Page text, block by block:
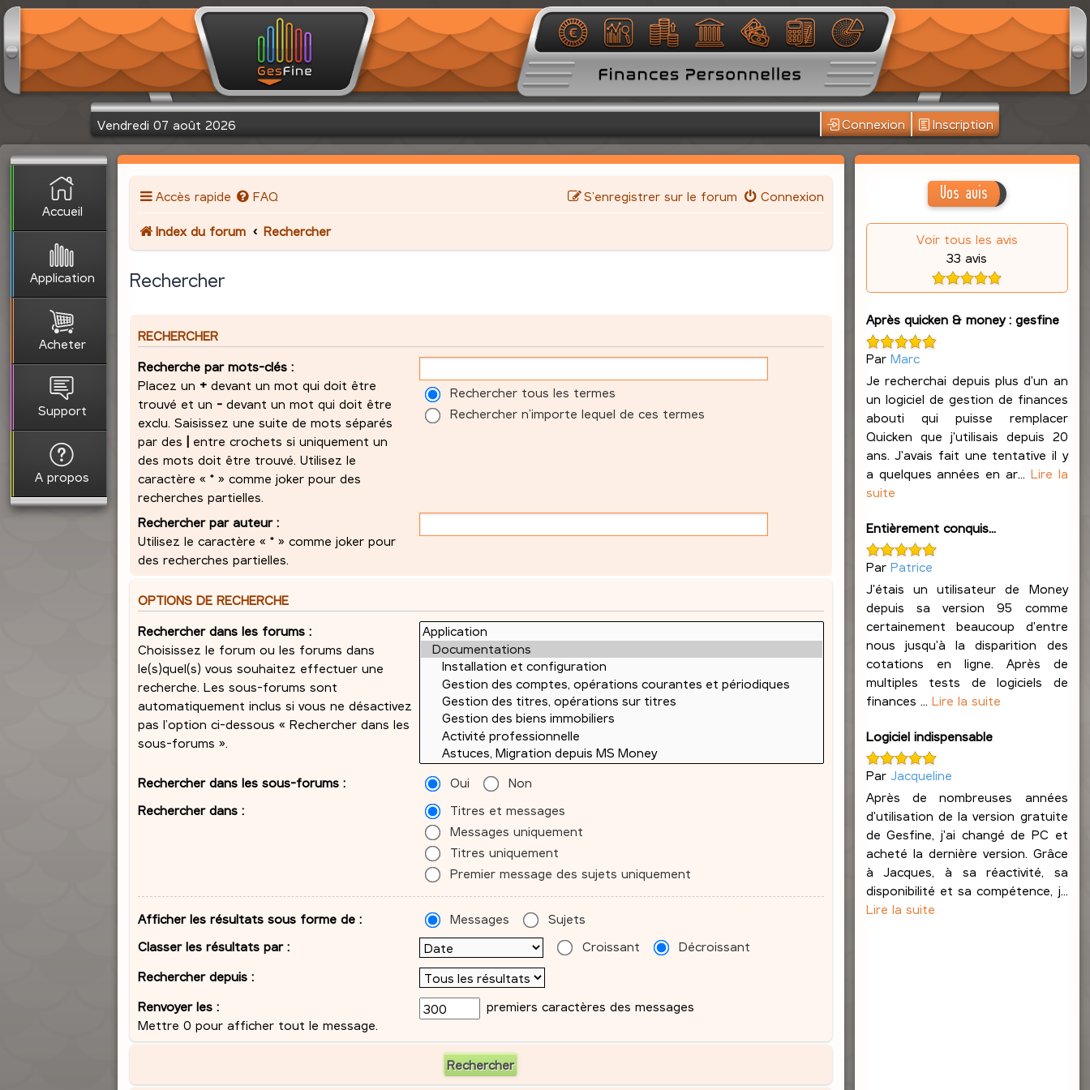
Vendredi 07 août 2026 Connexion Inscription
Accueil
Application
Acheter
Support
A propos
Accès rapide FAQ Connexion
S’enregistrer sur le forum
Index du forum Rechercher
Rechercher
RECHERCHER
Recherche par mots-clés :
Placez un + devant un mot qui doit être
trouvé et un - devant un mot qui doit être
exclu. Saisissez une suite de mots séparés
par des
entre crochets si uniquement un
des mots doit être trouvé. Utilisez le
caractère « * » comme joker pour des
recherches partielles.
Rechercher tous les termes
Rechercher n’importe lequel de ces termes
Rechercher par auteur :
Utilisez le caractère « * » comme joker pour
des recherches partielles.
OPTIONS DE RECHERCHE
Rechercher dans les forums :
Choisissez le forum ou les forums dans
le(s)quel(s) vous souhaitez effectuer une
recherche. Les sous-forums sont
automatiquement inclus si vous ne désactivez
pas l’option ci-dessous « Rechercher dans les
sous-forums ».
Rechercher dans les sous-forums : Oui
Non
Rechercher dans :
Titres et messages
Messages uniquement
Titres uniquement
Premier message des sujets uniquement
Afficher les résultats sous forme de : Messages
Sujets
Classer les résultats par :
Croissant
Décroissant
Rechercher depuis :
Renvoyer les :
Mettre 0 pour afficher tout le message.
premiers caractères des messages
Vos avis
Voir tous les avis
33 avis
Après quicken & money : gesfine
Par Marc
Je recherchai depuis plus d'un an
un logiciel de gestion de finances
abouti qui puisse remplacer
Quicken que j'utilisais depuis 20
ans. J'avais fait une tentative il y
a quelques années en ar... Lire la
suite
Entièrement conquis...
Par Patrice
J'étais un utilisateur de Money
depuis sa version 95 comme
certainement beaucoup d'entre
nous jusqu'à la disparition des
cotations en ligne. Après de
multiples tests de logiciels de
finances ... Lire la suite
Logiciel indispensable
Par Jacqueline
Après de nombreuses années
d'utilisation de la version gratuite
de Gesfine, j'ai changé de PC et
acheté la dernière version. Grâce
à Jacques, à sa réactivité, sa
disponibilité et sa compétence, j...
Lire la suite